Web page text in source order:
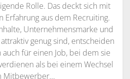
Rolle. Das deckt sich mit
Erfahrung aus dem Recruiting.
Unternehmensmarke und
genug sind, entscheiden
für einen Job, bei dem sie
als bei einem Wechsel
Mitbewerber…